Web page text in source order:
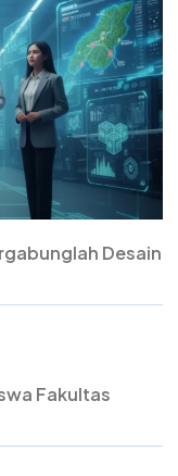
Desain
Fakultas